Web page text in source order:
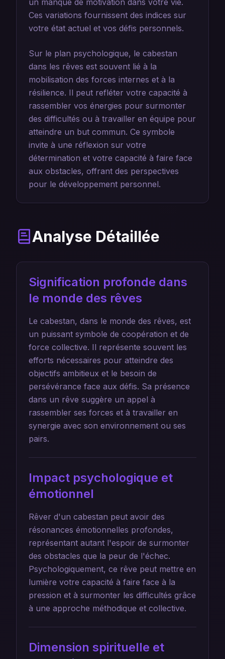
un manque de motivation dans votre vie.
Ces variations fournissent des indices sur
votre état actuel et vos défis personnels.
Sur le plan psychologique, le cabestan
dans les rêves est souvent lié à la
mobilisation des forces internes et à la
résilience. Il peut refléter votre capacité à
rassembler vos énergies pour surmonter
des difficultés ou à travailler en équipe pour
atteindre un but commun. Ce symbole
invite à une réflexion sur votre
détermination et votre capacité à faire face
aux obstacles, offrant des perspectives
pour le développement personnel.
Analyse Détaillée
Signification profonde dans
le monde des rêves
Le cabestan, dans le monde des rêves, est
un puissant symbole de coopération et de
force collective. Il représente souvent les
efforts nécessaires pour atteindre des
objectifs ambitieux et le besoin de
persévérance face aux défis. Sa présence
dans un rêve suggère un appel à
rassembler ses forces et à travailler en
synergie avec son environnement ou ses
pairs.
Impact psychologique et
émotionnel
Rêver d'un cabestan peut avoir des
résonances émotionnelles profondes,
représentant autant l'espoir de surmonter
des obstacles que la peur de l'échec.
Psychologiquement, ce rêve peut mettre en
lumière votre capacité à faire face à la
pression et à surmonter les difficultés grâce
à une approche méthodique et collective.
Dimension spirituelle et